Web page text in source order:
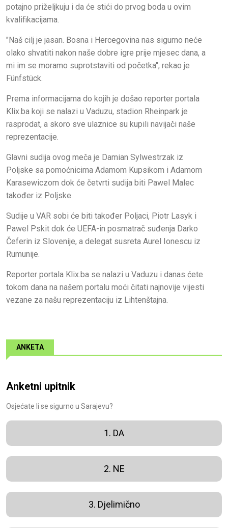
potajno priželjkuju i da će stići do prvog boda u ovim
kvalifikacijama.
"Naš cilj je jasan. Bosna i Hercegovina nas sigurno neće
olako shvatiti nakon naše dobre igre prije mjesec dana, a
mi im se moramo suprotstaviti od početka", rekao je
Fünfstück.
Prema informacijama do kojih je došao reporter portala
Klix.ba koji se nalazi u Vaduzu, stadion Rheinpark je
rasprodat, a skoro sve ulaznice su kupili navijači naše
reprezentacije.
Glavni sudija ovog meča je Damian Sylwestrzak iz
Poljske sa pomoćnicima Adamom Kupsikom i Adamom
Karasewiczom dok će četvrti sudija biti Pawel Malec
također iz Poljske.
Sudije u VAR sobi će biti također Poljaci, Piotr Lasyk i
Pawel Pskit dok će UEFA-in posmatrač suđenja Darko
Čeferin iz Slovenije, a delegat susreta Aurel Ionescu iz
Rumunije.
Reporter portala Klix.ba se nalazi u Vaduzu i danas ćete
tokom dana na našem portalu moći čitati najnovije vijesti
vezane za našu reprezentaciju iz Lihtenštajna.
ANKETA
Anketni upitnik
Osjećate li se sigurno u Sarajevu?
1. DA
2. NE
3. Djelimično